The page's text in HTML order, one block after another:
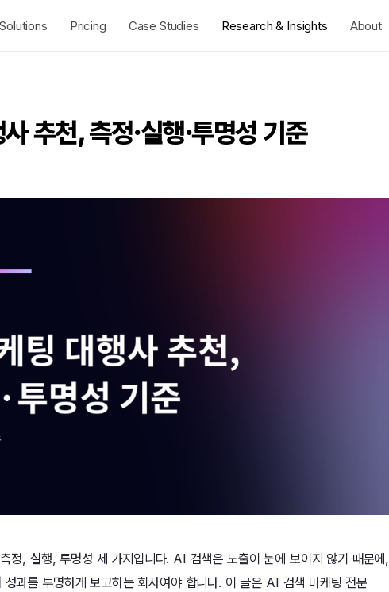
Solutions Pricing Case Studies Research & Insights About
추천, 측정·실행·투명성 기준
정, 실행, 투명성 세 가지입니다. AI 검색은 노출이 눈에 보이지 않기 때문에,
과를 투명하게 보고하는 회사여야 합니다. 이 글은 AI 검색 마케팅 전문